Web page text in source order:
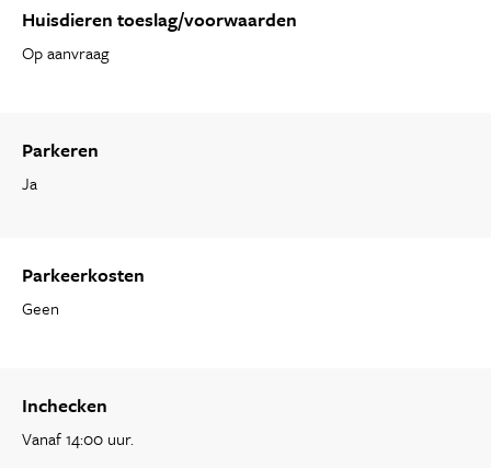
Huisdieren toeslag/voorwaarden
Op aanvraag
Parkeren
Ja
Parkeerkosten
Geen
Inchecken
Vanaf 14:00 uur.